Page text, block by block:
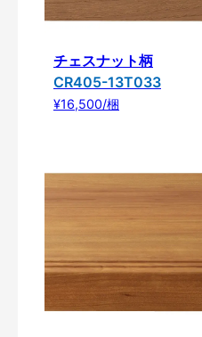
チェスナット柄
CR405-13T033
¥16,500/梱